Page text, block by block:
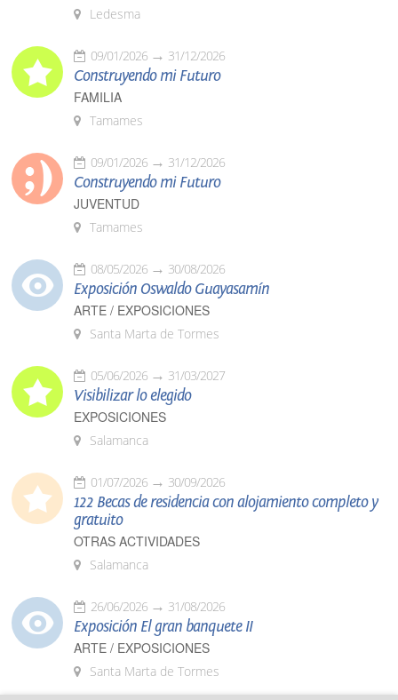
Ledesma
09/01/2026 31/12/2026
Construyendo mi Futuro
FAMILIA
Tamames
09/01/2026 31/12/2026
Construyendo mi Futuro
JUVENTUD
Tamames
08/05/2026 30/08/2026
Exposición Oswaldo Guayasamín
ARTE / EXPOSICIONES
Santa Marta de Tormes
05/06/2026 31/03/2027
Visibilizar lo elegido
EXPOSICIONES
Salamanca
01/07/2026 30/09/2026
122 Becas de residencia con alojamiento completo y
gratuito
OTRAS ACTIVIDADES
Salamanca
26/06/2026 31/08/2026
Exposición El gran banquete II
ARTE / EXPOSICIONES
Santa Marta de Tormes